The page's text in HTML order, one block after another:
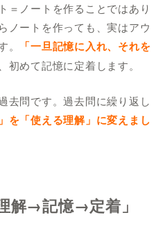
＝ノートを作ることではあり
ノートを作っても、実はアウ
「一旦記憶に入れ、それを
初めて記憶に定着します。
去問です。過去問に繰り返し
を「使える理解」に変えまし
解→記憶→定着」